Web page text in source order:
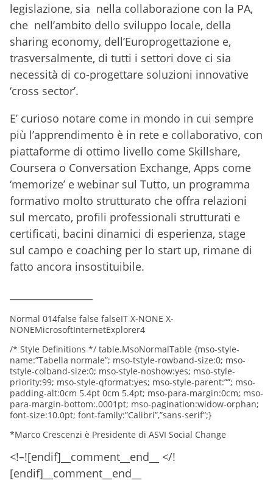
legislazione, sia nella collaborazione con la PA,
che nell’ambito dello sviluppo locale, della
sharing economy, dell’Europrogettazione e,
trasversalmente, di tutti i settori dove ci sia
necessità di co-progettare soluzioni innovative
‘cross sector’.
E’ curioso notare come in mondo in cui sempre
più l’apprendimento è in rete e collaborativo, con
piattaforme di ottimo livello come Skillshare,
Coursera o Conversation Exchange, Apps come
‘memorize’ e webinar sul Tutto, un programma
formativo molto strutturato che offra relazioni
sul mercato, profili professionali strutturati e
certificati, bacini dinamici di esperienza, stage
sul campo e coaching per lo start up, rimane di
fatto ancora insostituibile.
Normal 014false false falseIT X-NONE X-
NONEMicrosoftInternetExplorer4
/* Style Definitions */ table.MsoNormalTable {mso-style-
name:”Tabella normale”; mso-tstyle-rowband-size:0; mso-
tstyle-colband-size:0; mso-style-noshow:yes; mso-style-
priority:99; mso-style-qformat:yes; mso-style-parent:””; mso-
padding-alt:0cm 5.4pt 0cm 5.4pt; mso-para-margin:0cm; mso-
para-margin-bottom:.0001pt; mso-pagination:widow-orphan;
font-size:10.0pt; font-family:”Calibri”,”sans-serif”;}
*Marco Crescenzi è Presidente di ASVI Social Change
<!–![endif]__comment__end__ </!
[endif]__comment__end__